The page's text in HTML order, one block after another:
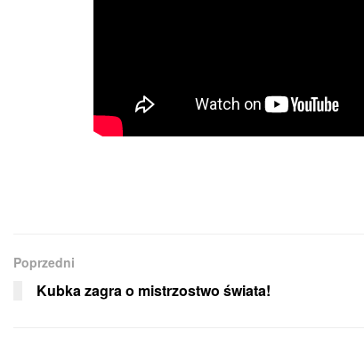
Poprzedni
Kubka zagra o mistrzostwo świata!